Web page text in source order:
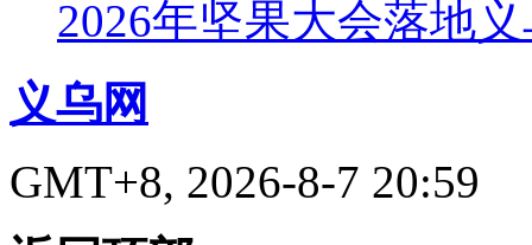
2026年坚果大会落地
义乌网
GMT+8, 2026-8-7 20:59